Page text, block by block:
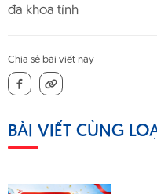
đa khoa tỉnh
Chia sẻ bài viết này
BÀI VIẾT CÙNG